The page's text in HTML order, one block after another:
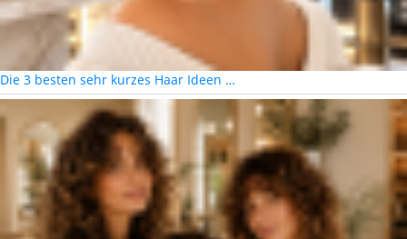
Die 3 besten sehr kurzes Haar Ideen …